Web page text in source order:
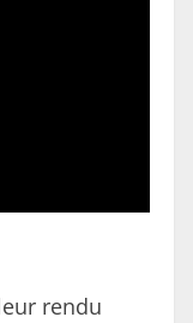
rendu